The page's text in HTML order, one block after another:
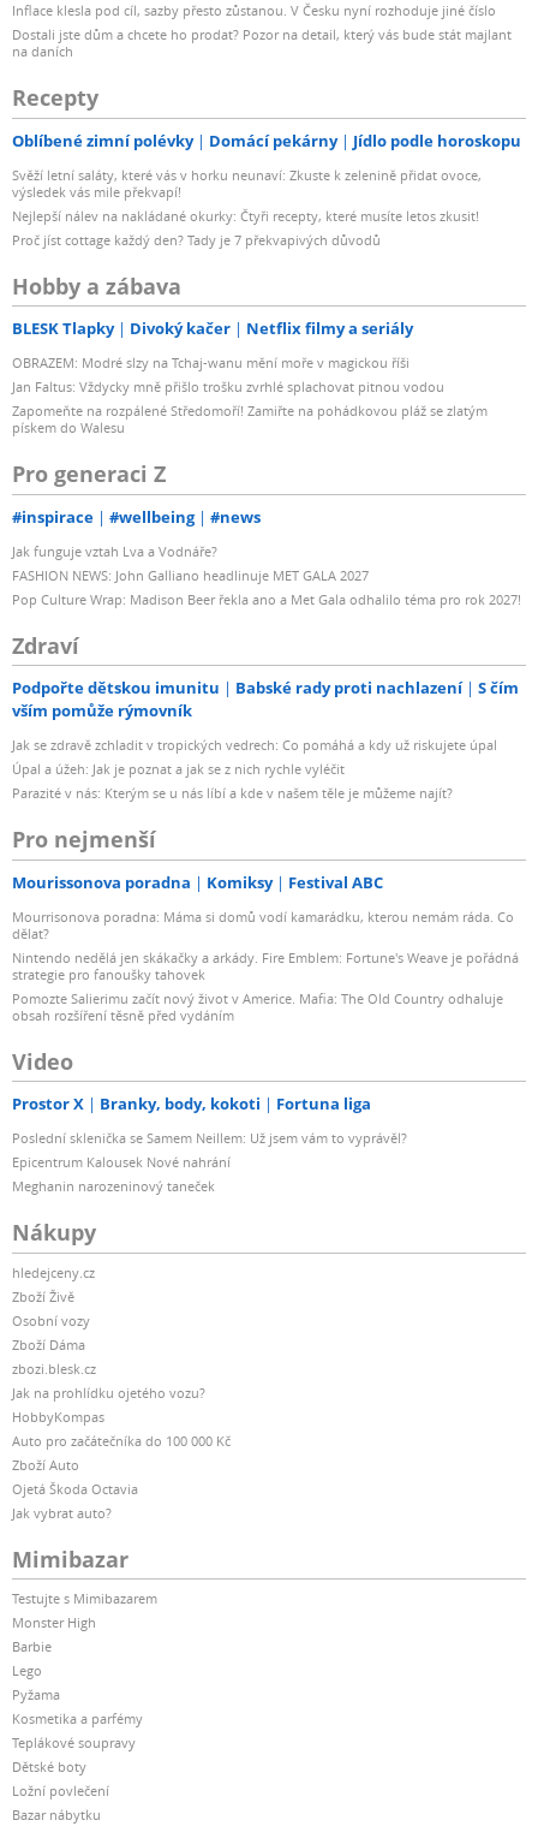
Inflace klesla pod cíl, sazby přesto zůstanou. V Česku nyní rozhoduje jiné číslo
Dostali jste dům a chcete ho prodat? Pozor na detail, který vás bude stát majlant
na daních
Recepty
Oblíbené zimní polévky Domácí pekárny Jídlo podle horoskopu
Svěží letní saláty, které vás v horku neunaví: Zkuste k zelenině přidat ovoce,
výsledek vás mile překvapí!
Nejlepší nálev na nakládané okurky: Čtyři recepty, které musíte letos zkusit!
Proč jíst cottage každý den? Tady je 7 překvapivých důvodů
Hobby a zábava
BLESK Tlapky Divoký kačer Netflix filmy a seriály
OBRAZEM: Modré slzy na Tchaj-wanu mění moře v magickou říši
Jan Faltus: Vždycky mně přišlo trošku zvrhlé splachovat pitnou vodou
Zapomeňte na rozpálené Středomoří! Zamiřte na pohádkovou pláž se zlatým
pískem do Walesu
Pro generaci Z
#inspirace #wellbeing #news
Jak funguje vztah Lva a Vodnáře?
FASHION NEWS: John Galliano headlinuje MET GALA 2027
Pop Culture Wrap: Madison Beer řekla ano a Met Gala odhalilo téma pro rok 2027!
Zdraví
Podpořte dětskou imunitu Babské rady proti nachlazení
S čím
vším pomůže rýmovník
Jak se zdravě zchladit v tropických vedrech: Co pomáhá a kdy už riskujete úpal
Úpal a úžeh: Jak je poznat a jak se z nich rychle vyléčit
Parazité v nás: Kterým se u nás líbí a kde v našem těle je můžeme najít?
Pro nejmenší
Mourissonova poradna Komiksy Festival ABC
Mourrisonova poradna: Máma si domů vodí kamarádku, kterou nemám ráda. Co
dělat?
Nintendo nedělá jen skákačky a arkády. Fire Emblem: Fortune's Weave je pořádná
strategie pro fanoušky tahovek
Pomozte Salierimu začít nový život v Americe. Mafia: The Old Country odhaluje
obsah rozšíření těsně před vydáním
Video
Prostor X Branky, body, kokoti Fortuna liga
Poslední sklenička se Samem Neillem: Už jsem vám to vyprávěl?
Epicentrum Kalousek Nové nahrání
Meghanin narozeninový taneček
Nákupy
hledejceny.cz
Zboží Živě
Osobní vozy
Zboží Dáma
zbozi.blesk.cz
Jak na prohlídku ojetého vozu?
HobbyKompas
Auto pro začátečníka do 100 000 Kč
Zboží Auto
Ojetá Škoda Octavia
Jak vybrat auto?
Mimibazar
Testujte s Mimibazarem
Monster High
Barbie
Lego
Pyžama
Kosmetika a parfémy
Teplákové soupravy
Dětské boty
Ložní povlečení
Bazar nábytku